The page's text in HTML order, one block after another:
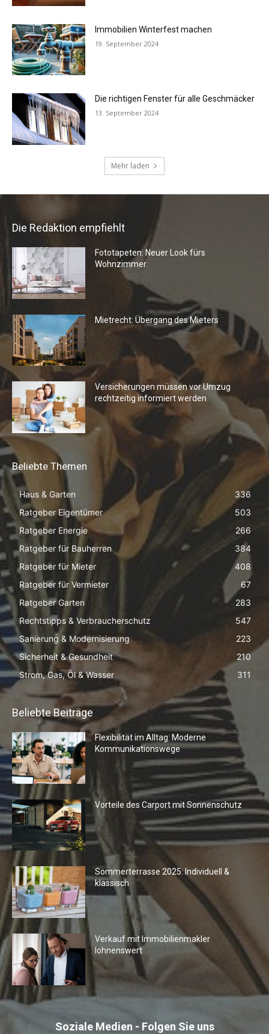
Die Redaktion empfiehlt
Fototapeten: Neuer Look fürs
Wohnzimmer
Mietrecht: Übergang des Mieters
Versicherungen müssen vor Umzug
rechtzeitig informiert werden
Beliebte Themen
Haus & Garten
336
Ratgeber Eigentümer
503
Ratgeber Energie
266
Ratgeber für Bauherren
384
Ratgeber für Mieter
408
Ratgeber für Vermieter
67
Ratgeber Garten
283
Rechtstipps & Verbraucherschutz
547
Sanierung & Modernisierung
223
Sicherheit & Gesundheit
210
Strom, Gas, Öl & Wasser
311
Beliebte Beiträge
Flexibilität im Alltag: Moderne
Kommunikationswege
Vorteile des Carport mit Sonnenschutz
Sommerterrasse 2025: Individuell &
klassisch
Verkauf mit Immobilienmakler
lohnenswert
Soziale Medien - Folgen Sie uns